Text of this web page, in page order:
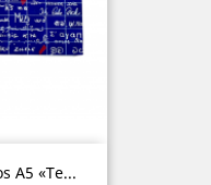
A5 «Te...